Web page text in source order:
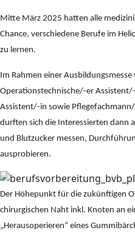
Mitte März 2025 hatten alle
Chance, verschiedene Berufe im
zu lernen.
Im Rahmen einer
Operationstechnische/-er
Assistent/-in sowie
durften sich die Interessierten dann
und Blutzucker messen,
ausprobieren.
Der Höhepunkt für die zukünftigen
chirurgischen Naht inkl. Knoten an
„Herausoperieren“ eines